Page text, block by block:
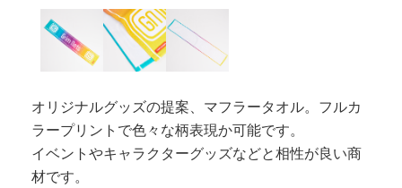
オリジナルグッズの提案、マフラータオル。フルカ
ラープリントで色々な柄表現か可能です。
イベントやキャラクターグッズなどと相性が良い商
材です。